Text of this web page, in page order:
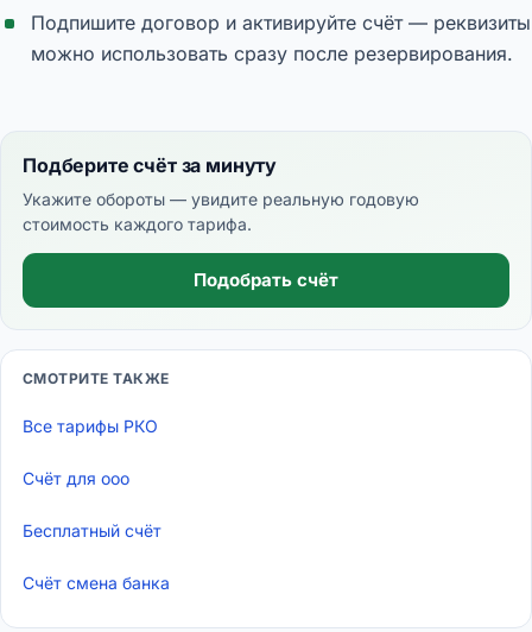
Подпишите договор и активируйте счёт — реквизиты
можно использовать сразу после резервирования.
Подберите счёт за минуту
Укажите обороты — увидите реальную годовую
стоимость каждого тарифа.
Подобрать счёт
СМОТРИТЕ ТАКЖЕ
Все тарифы РКО
Счёт для ооо
Бесплатный счёт
Счёт смена банка